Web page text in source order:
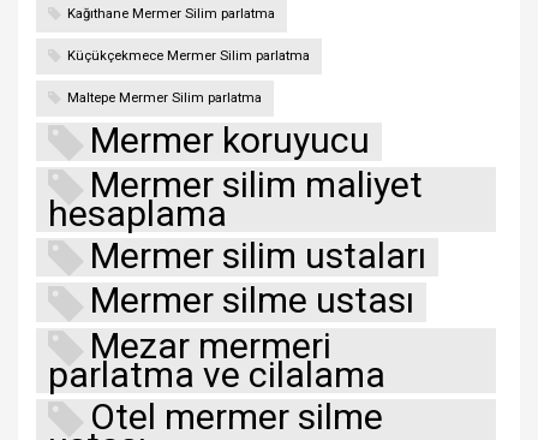
Kağıthane Mermer Silim parlatma
Küçükçekmece Mermer Silim parlatma
Maltepe Mermer Silim parlatma
Mermer koruyucu
Mermer silim maliyet
hesaplama
Mermer silim ustaları
Mermer silme ustası
Mezar mermeri
parlatma ve cilalama
Otel mermer silme